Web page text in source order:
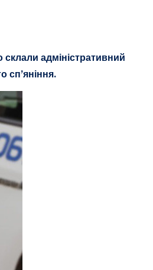
адміністративний
сп’яніння.